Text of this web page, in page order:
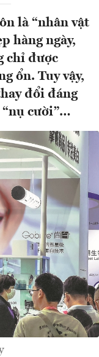
là “nhân vật
hàng ngày,
chỉ được
ổn. Tuy vậy,
đổi đáng
cười”…